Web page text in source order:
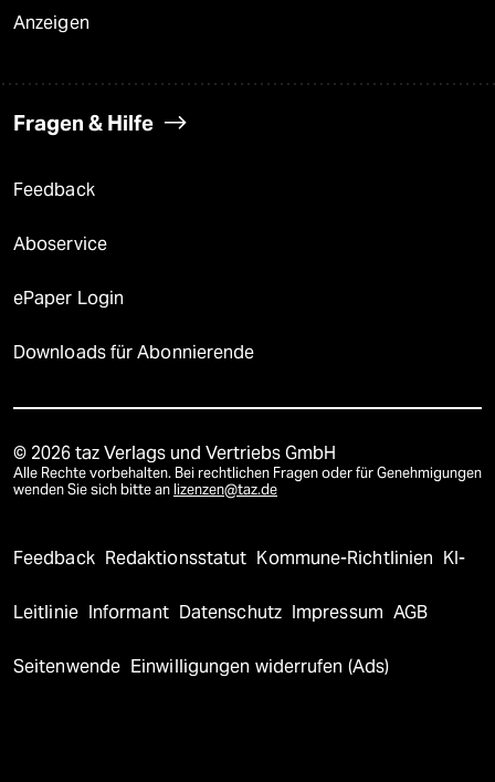
Anzeigen
Fragen & Hilfe
Feedback
Aboservice
ePaper Login
Downloads für Abonnierende
© 2026 taz Verlags und Vertriebs GmbH
Alle Rechte vorbehalten. Bei rechtlichen Fragen oder für Genehmigungen
wenden Sie sich bitte an lizenzen@taz.de
Feedback Redaktionsstatut Kommune-Richtlinien KI-
Leitlinie Informant Datenschutz Impressum AGB
Seitenwende Einwilligungen widerrufen (Ads)